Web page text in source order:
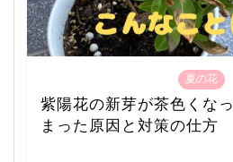
夏の花
紫陽花の新芽が茶色くな
まった原因と対策の仕方